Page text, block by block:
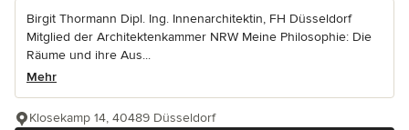
Birgit Thormann Dipl. Ing. Innenarchitektin, FH Düsseldorf
Mitglied der Architektenkammer NRW Meine Philosophie: Die
Räume und ihre Aus...
Mehr
Klosekamp 14, 40489 Düsseldorf